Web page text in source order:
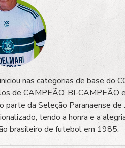
nas categorias de base do
de CAMPEÃO, BI-CAMPEÃO
parte da Seleção Paranaense de
tendo a honra e a
brasileiro de futebol em 1985.